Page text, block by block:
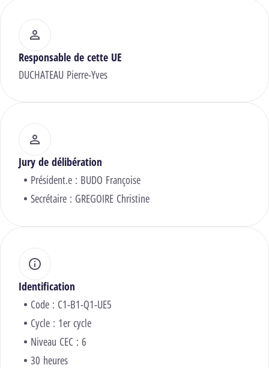
Responsable de cette UE
DUCHATEAU Pierre-Yves
Jury de délibération
Président.e : BUDO Françoise
Secrétaire : GREGOIRE Christine
Identification
Code : C1-B1-Q1-UE5
Cycle : 1er cycle
Niveau CEC : 6
30 heures